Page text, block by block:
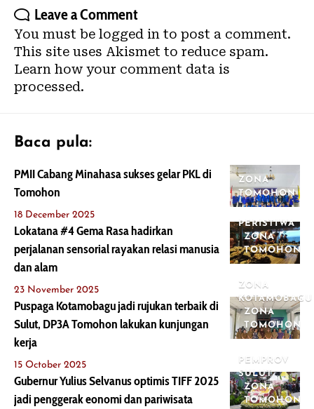
Leave a Comment
You must be logged in to post a comment.
This site uses Akismet to reduce spam.
Learn how your comment data is
processed.
Baca pula:
ZONA
TOMOHON
PMII Cabang Minahasa sukses gelar PKL di
Tomohon
18 December 2025
PERISTIWA
ZONA
TOMOHON
Lokatana #4 Gema Rasa hadirkan
perjalanan sensorial rayakan relasi manusia
dan alam
23 November 2025
ZONA
KOTAMOBAGU
ZONA
TOMOHON
Puspaga Kotamobagu jadi rujukan terbaik di
Sulut, DP3A Tomohon lakukan kunjungan
kerja
15 October 2025
PEMPROV
SULUT
ZONA
TOMOHON
Gubernur Yulius Selvanus optimis TIFF 2025
jadi penggerak eonomi dan pariwisata